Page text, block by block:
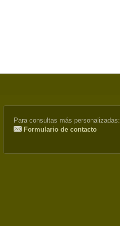
Para consultas más personalizadas:
Formulario de contacto